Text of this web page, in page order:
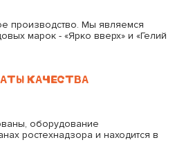
производство. Мы являемся
марок - «Ярко вверх» и «Гелий
КАЧЕСТВА
оборудование
ростехнадзора и находится в